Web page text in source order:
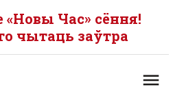
Час» сёння!
чытаць заўтра